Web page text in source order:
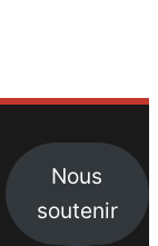
Nous
soutenir